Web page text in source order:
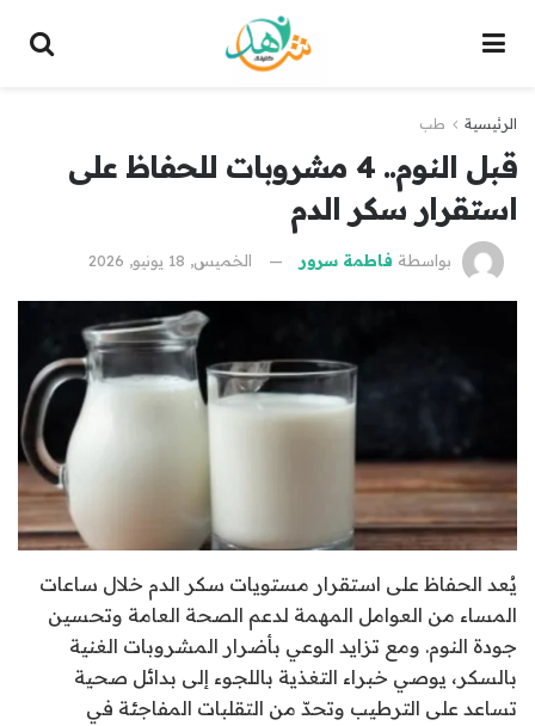
الرئيسية طب
قبل النوم.. 4 مشروبات للحفاظ على
استقرار سكر الدم
بواسطة فاطمة سرور الخميس, 18 يونيو, 2026
يُعد الحفاظ على استقرار مستويات سكر الدم خلال ساعات
المساء من العوامل المهمة لدعم الصحة العامة وتحسين
جودة النوم. ومع تزايد الوعي بأضرار المشروبات الغنية
بالسكر، يوصي خبراء التغذية باللجوء إلى بدائل صحية
تساعد على الترطيب وتحدّ من التقلبات المفاجئة في